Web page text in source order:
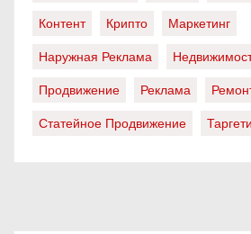
Контент
Крипто
Маркетинг
Наружная Реклама
Продвижение
Реклама
Статейное Продвижение